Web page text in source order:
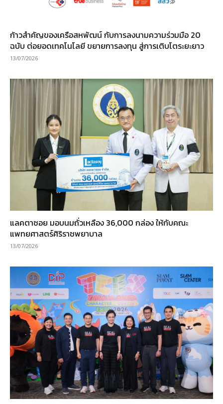
ก้าวสำคัญของเครือสหพัฒน์ กับการลงนามความร่วมมือ 20
ฉบับ ต่อยอดเทคโนโลยี ขยายการลงทุน สู่การเติบโตระยะยาว
13/07/2026
แลคตาซอย มอบนมถั่วเหลือง 36,000 กล่อง ให้กับคณะ
แพทยศาสตร์ศิริราชพยาบาล
13/07/2026